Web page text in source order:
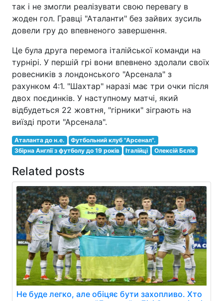
так і не змогли реалізувати свою перевагу в
жоден гол. Гравці "Аталанти" без зайвих зусиль
довели гру до впевненого завершення.
Це була друга перемога італійської команди на
турнірі. У першій грі вони впевнено здолали своїх
ровесників з лондонського "Арсенала" з
рахунком 4:1. "Шахтар" наразі має три очки після
двох поєдинків. У наступному матчі, який
відбудеться 22 жовтня, "гірники" зіграють на
виїзді проти "Арсенала".
Аталанта до н.е.
Футбольний клуб "Арсенал".
Збірна Англії з футболу до 19 років
Італійці Олексій Бєлік
Related posts
Не буде легко, але обіцяє бути захопливо. Хто